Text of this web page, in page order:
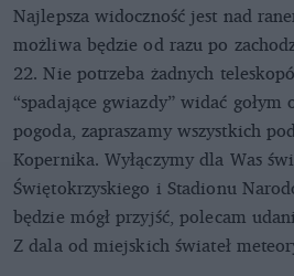
Najlepsza widoczność jest nad
możliwa będzie od razu po
22. Nie potrzeba żadnych
“spadające gwiazdy” widać
pogoda, zapraszamy wszystkich
Kopernika. Wyłączymy dla Was
Świętokrzyskiego i Stadionu
będzie mógł przyjść, polecam
Z dala od miejskich świateł